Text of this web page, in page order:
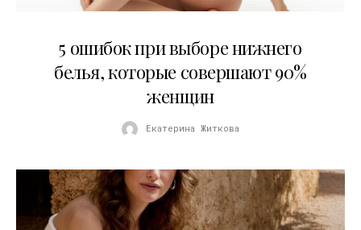
5 ошибок при выборе нижнего
белья, которые совершают 90%
женщин
Екатерина Житкова